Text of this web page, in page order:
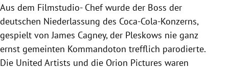
Aus dem Filmstudio- Chef wurde der Boss der
deutschen Niederlassung des Coca-Cola-Konzerns,
gespielt vonJames Cagney, der Pleskows nie ganz
ernst gemeinten Kommandoton trefflich parodierte.
Die United Artists und die Orion Pictures waren